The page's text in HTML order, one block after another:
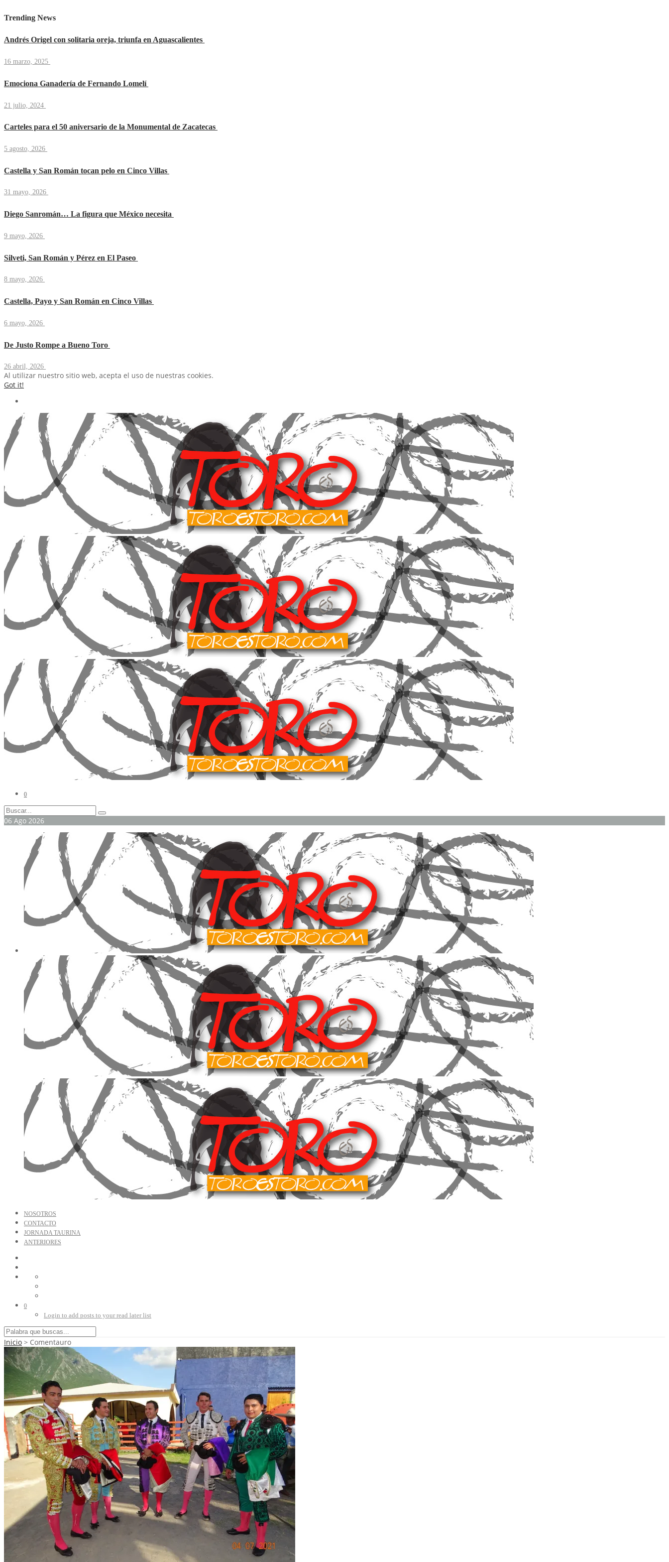
Trending News
Andrés Origel con solitaria oreja, triunfa en Aguascalientes
16 marzo, 2025
Emociona Ganadería de Fernando Lomelí
21 julio, 2024
Carteles para el 50 aniversario de la Monumental de Zacatecas
5 agosto, 2026
Castella y San Román tocan pelo en Cinco Villas
31 mayo, 2026
Diego Sanromán… La figura que México necesita
9 mayo, 2026
Silveti, San Román y Pérez en El Paseo
8 mayo, 2026
Castella, Payo y San Román en Cinco Villas
6 mayo, 2026
De Justo Rompe a Bueno Toro
26 abril, 2026
Al utilizar nuestro sitio web, acepta el uso de nuestras cookies.
Got it!
0
06 Ago 2026
NOSOTROS
CONTACTO
JORNADA TAURINA
ANTERIORES
0
Login to add posts to your read later list
Inicio > Comentauro